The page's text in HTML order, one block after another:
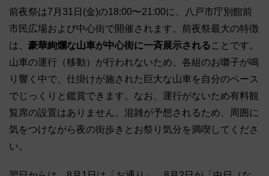
前夜祭は7月31日(金)の18:00〜21:00に、八戸市庁別館前
市民広場および中心街で開催されます。前夜祭最大の特徴
は、 豪華絢爛な山車が中心街に一斉展示されることです。
山車の運行（移動）が行われないため、各組のお囃子が鳴
り響く中で、仕掛けが施された巨大な山車を自分のペース
でじっくりと鑑賞できます。なお、運行がないため有料観
覧席の設置はありません。混雑が予想されるため、周囲に
気をつけながら夜の街歩きとお祭り気分を満喫してくださ
い。